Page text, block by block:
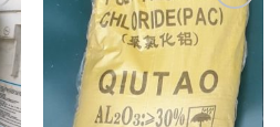
Add to
wishlist